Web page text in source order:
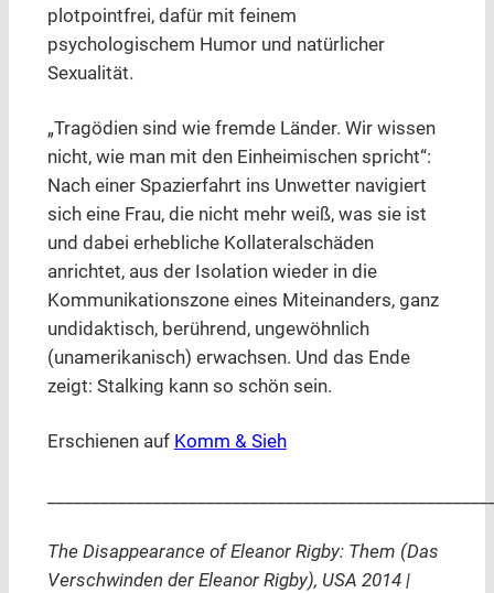
plotpointfrei, dafür mit feinem
psychologischem Humor und natürlicher
Sexualität.
„Tragödien sind wie fremde Länder. Wir wissen
nicht, wie man mit den Einheimischen spricht“:
Nach einer Spazierfahrt ins Unwetter navigiert
sich eine Frau, die nicht mehr weiß, was sie ist
und dabei erhebliche Kollateralschäden
anrichtet, aus der Isolation wieder in die
Kommunikationszone eines Miteinanders, ganz
undidaktisch, berührend, ungewöhnlich
(unamerikanisch) erwachsen. Und das Ende
zeigt: Stalking kann so schön sein.
Erschienen auf Komm & Sieh
The Disappearance of Eleanor Rigby: Them (Das
Verschwinden der Eleanor Rigby), USA 2014 |